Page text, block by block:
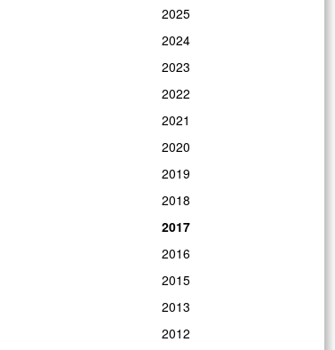
2025
2024
2023
2022
2021
2020
2019
2018
2017
2016
2015
2013
2012